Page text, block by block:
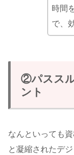
時間
で、
②パスス
ント
なんといっても
と凝縮されたデ